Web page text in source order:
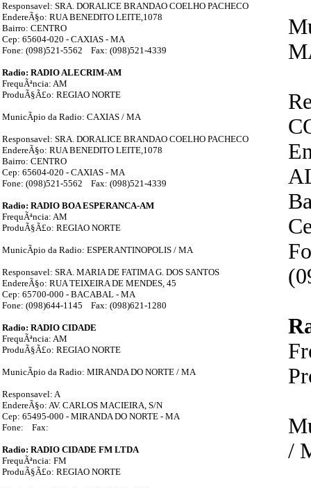
Responsavel: SRA. DORALICE BRANDAO COELHO PACHECO
EndereÃ§o: RUA BENEDITO LEITE,1078
Bairro: CENTRO
Cep: 65604-020 - CAXIAS - MA
Fone: (098)521-5562 Fax: (098)521-4339
Radio: RADIO ALECRIM-AM
FrequÃªncia: AM
ProduÃ§Ã£o: REGIAO NORTE
MunicÃ­pio da Radio: CAXIAS / MA
Responsavel: SRA. DORALICE BRANDAO COELHO PACHECO
EndereÃ§o: RUA BENEDITO LEITE,1078
Bairro: CENTRO
Cep: 65604-020 - CAXIAS - MA
Fone: (098)521-5562 Fax: (098)521-4339
Radio: RADIO BOA ESPERANCA-AM
FrequÃªncia: AM
ProduÃ§Ã£o: REGIAO NORTE
MunicÃ­pio da Radio: ESPERANTINOPOLIS / MA
Responsavel: SRA. MARIA DE FATIMA G. DOS SANTOS
EndereÃ§o: RUA TEIXEIRA DE MENDES, 45
Cep: 65700-000 - BACABAL - MA
Fone: (098)644-1145 Fax: (098)621-1280
Radio: RADIO CIDADE
FrequÃªncia: AM
ProduÃ§Ã£o: REGIAO NORTE
MunicÃ­pio da Radio: MIRANDA DO NORTE / MA
Responsavel: A
EndereÃ§o: AV. CARLOS MACIEIRA, S/N
Cep: 65495-000 - MIRANDA DO NORTE - MA
Fone: Fax:
Radio: RADIO CIDADE FM LTDA
FrequÃªncia: FM
ProduÃ§Ã£o: REGIAO NORTE
/